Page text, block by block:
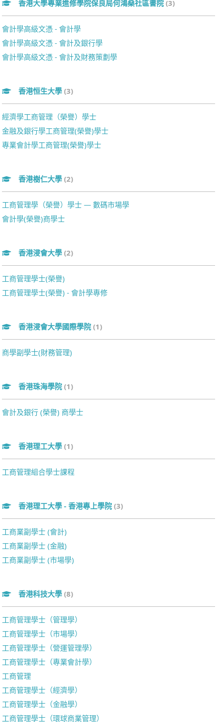
香港大學專業進修學院保良局何鴻燊社區書院 (3)
會計學高級文憑 - 會計學
會計學高級文憑 - 會計及銀行學
會計學高級文憑 - 會計及財務策劃學
香港恒生大學 (3)
經濟學工商管理（榮譽）學士
金融及銀行學工商管理(榮譽)學士
專業會計學工商管理(榮譽)學士
香港樹仁大學 (2)
工商管理學（榮譽）學士 — 數碼市場學
會計學(榮譽)商學士
香港浸會大學 (2)
工商管理學士(榮譽)
工商管理學士(榮譽) - 會計學專修
香港浸會大學國際學院 (1)
商學副學士(財務管理)
香港珠海學院 (1)
會計及銀行 (榮譽) 商學士
香港理工大學 (1)
工商管理組合學士課程
香港理工大學 - 香港專上學院 (3)
工商業副學士 (會計)
工商業副學士 (金融)
工商業副學士 (市場學)
香港科技大學 (8)
工商管理學士（管理學）
工商管理學士（市場學）
工商管理學士（營運管理學）
工商管理學士（專業會計學）
工商管理
工商管理學士（經濟學）
工商管理學士（金融學）
工商管理學士（環球商業管理）